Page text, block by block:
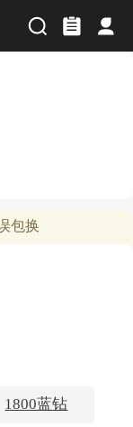
包换
1800蓝钻